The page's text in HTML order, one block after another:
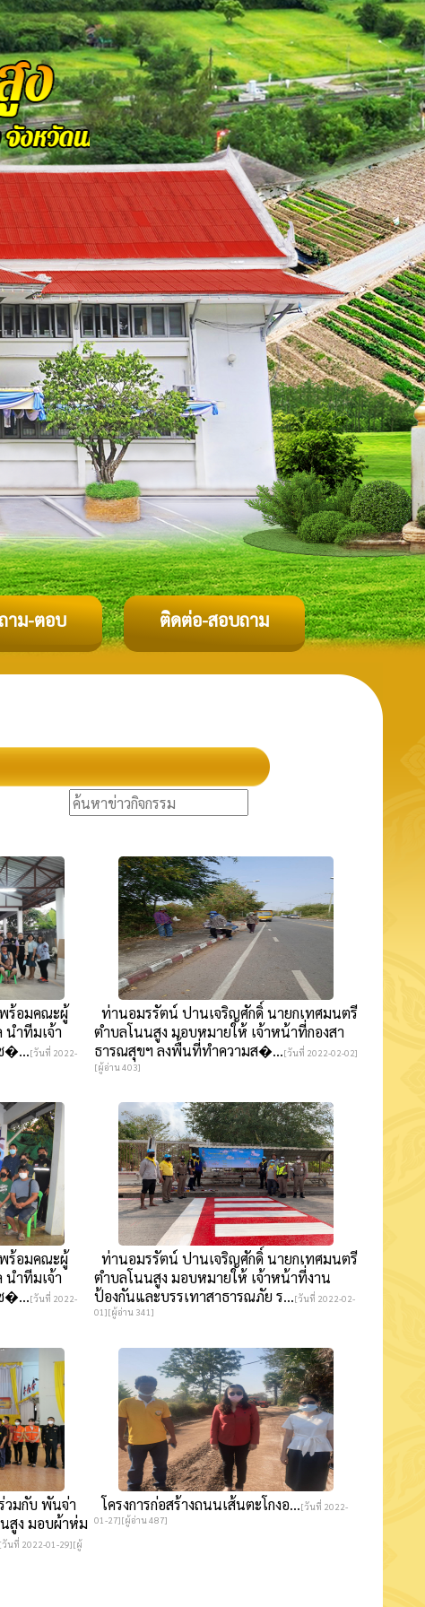
าม-ตอบ ติดต่อ-สอบถาม
ร้อมคณะผู้
นำทีมเจ้า
�...[วันที่ 2022-
ท่านอมรรัตน์ ปานเจริญศักดิ์ นายกเทศมนตรี
ตำบลโนนสูง มอบหมายให้ เจ้าหน้าที่กองสา
ธารณสุขฯ ลงพื้นที่ทำความส�...[วันที่ 2022-02-02]
[ผู้อ่าน 403]
ร้อมคณะผู้
นำทีมเจ้า
�...[วันที่ 2022-
ท่านอมรรัตน์ ปานเจริญศักดิ์ นายกเทศมนตรี
ตำบลโนนสูง มอบหมายให้ เจ้าหน้าที่งาน
ป้องกันและบรรเทาสาธารณภัย ร...[วันที่ 2022-02-
01][ผู้อ่าน 341]
วมกับ พันจ่า
สูง มอบผ้าห่ม
[วันที่ 2022-01-29][ผู้
โครงการก่อสร้างถนนเส้นตะโกงอ...[วันที่ 2022-
01-27][ผู้อ่าน 487]